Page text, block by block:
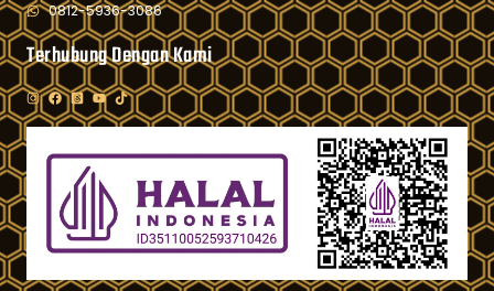
0812-5936-3086
Terhubung Dengan Kami